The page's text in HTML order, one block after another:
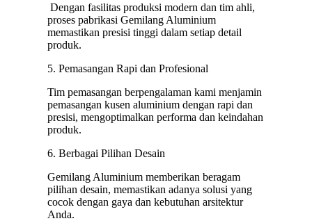
Dengan fasilitas produksi modern dan tim ahli,
proses pabrikasi Gemilang Aluminium
memastikan presisi tinggi dalam setiap detail
produk.
5. Pemasangan Rapi dan Profesional
Tim pemasangan berpengalaman kami menjamin
pemasangan kusen aluminium dengan rapi dan
presisi, mengoptimalkan performa dan keindahan
produk.
6. Berbagai Pilihan Desain
Gemilang Aluminium memberikan beragam
pilihan desain, memastikan adanya solusi yang
cocok dengan gaya dan kebutuhan arsitektur
Anda.